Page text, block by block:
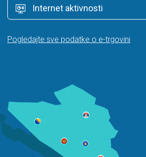
Internet aktivnosti
Pogledajte sve podatke o e-trgovini